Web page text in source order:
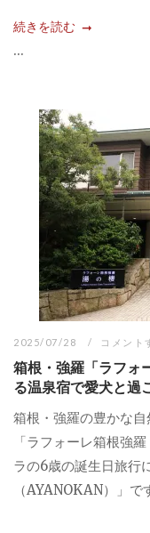
続きを読む
...
2025/07/28 コメント
箱根・強羅「ラフォ
る温泉宿で愛犬と過
箱根・強羅の豊かな
「ラフォーレ箱根強
ラの6歳の誕生日旅行
（AYANOKAN）」